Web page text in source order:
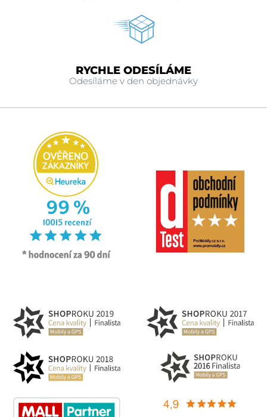
RYCHLE ODESÍLÁME
Odesíláme v den objednávky